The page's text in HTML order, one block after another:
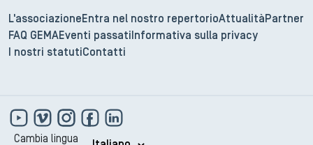
L'associazione Entra nel nostro repertorioAttualità Partner
FAQ GEMAEventi passati
Informativa sulla privacy
I nostri statuti Contatti
Cambia lingua